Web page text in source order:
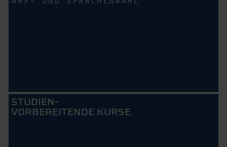
awp- und sprachenwahl
STUDIEN-
VORBEREITENDE KURSE.